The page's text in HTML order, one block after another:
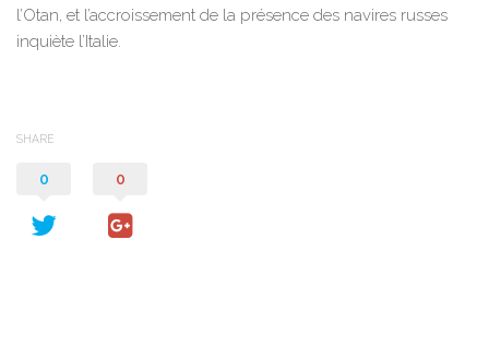
l’Otan, et l’accroissement de la présence des navires russes
inquiète l’Italie.
SHARE
0 0